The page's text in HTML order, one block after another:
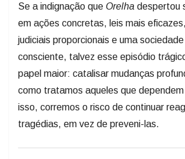
Se a indignação que Orelha despertou
em ações concretas, leis mais
judiciais proporcionais e uma
consciente, talvez esse episódio
papel maior: catalisar mudanças
como tratamos aqueles que
isso, corremos o risco de continuar
tragédias, em vez de preveni-las.